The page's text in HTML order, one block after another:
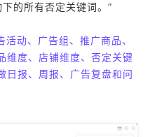
的所有否定关键词。”
活动、广告组、推广商品、
维度、店铺维度、否定关键
日报、周报、广告复盘和问